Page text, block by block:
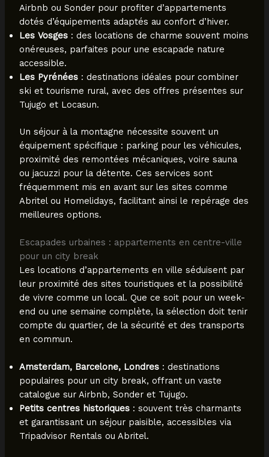
Airbnb ou Sonder pour profiter d’appartements
dotés d’équipements adaptés au confort d’hiver.
Les Vosges: des locations de charme souvent moins
onéreuses, parfaites pour une escapade nature
accessible.
Les Pyrénées: destinations idéales pour combiner
ski et tourisme rural, avec des offres présentes sur
Tujugo et Locasun.
Un séjour à la montagne nécessite souvent un
équipement spécifique : parking pour les véhicules,
proximité des remontées mécaniques, voire sauna
ou jacuzzi pour la détente. Ces services sont
fréquemment mis en avant sur les sites comme
Abritel ou Homelidays, facilitant ainsi le repérage des
meilleures options.
Escapades urbaines : appartements en centre-ville
pour un city break
Les locations d’appartements en ville séduisent par
leur proximité des sites touristiques et la possibilité
de vivre comme un local. Que ce soit pour un week-
end ou une semaine complète, la sélection doit tenir
compte du quartier, de la sécurité et des transports
en commun.
Amsterdam, Barcelone, Londres: destinations
populaires pour un city break, offrant un vaste
catalogue sur Airbnb, Sonder et Tujugo.
Petits centres historiques: souvent très charmants
et garantissant un séjour paisible, accessibles via
Tripadvisor Rentals ou Abritel.